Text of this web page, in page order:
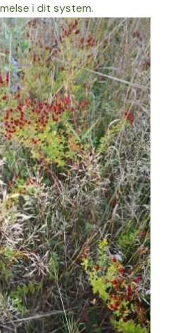
i dit system.